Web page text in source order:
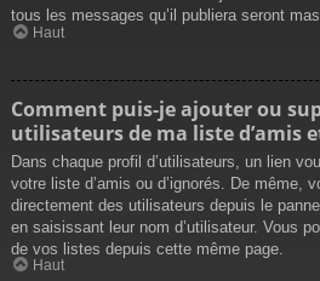
tous les messages qu’il publiera seront
Haut
Comment puis-je ajouter ou
utilisateurs de ma liste d’amis
Dans chaque profil d’utilisateurs, un lien
votre liste d’amis ou d’ignorés. De même,
directement des utilisateurs depuis le
en saisissant leur nom d’utilisateur. Vous
de vos listes depuis cette même page.
Haut